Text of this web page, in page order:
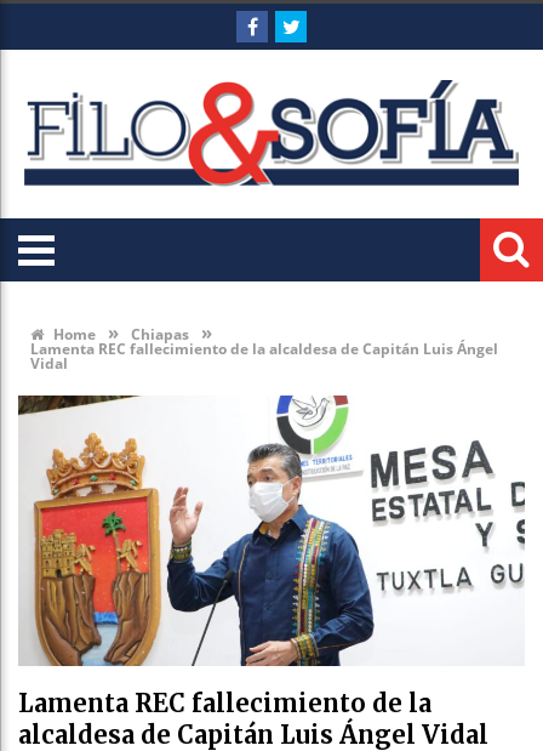
Home » Chiapas »
Lamenta REC fallecimiento de la alcaldesa de Capitán Luis Ángel
Vidal
Lamenta REC fallecimiento de la
alcaldesa de Capitán Luis Ángel Vidal